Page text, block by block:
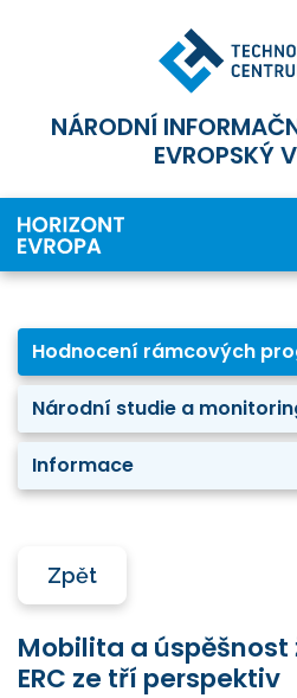
NÁRODNÍ
EVROPSKÝ
Hodnocení rámcových
Národní studie a
Informace
Zpět
Mobilita a
ERC ze tří perspektiv